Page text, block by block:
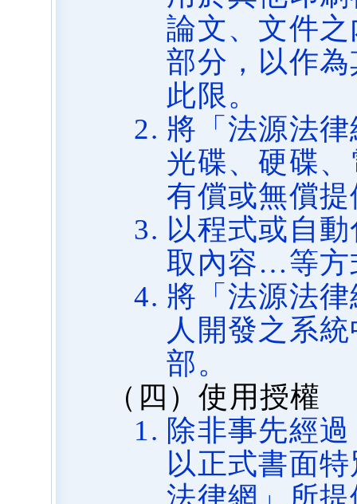
論文、文件
部分，以作
此限。
將「法源法
光碟、硬碟
有償或無償
以程式或自
取內容…等方
將「法源法
人開發之系
部。
（四）使用授權
除非事先經
以正式書面
法律網」所